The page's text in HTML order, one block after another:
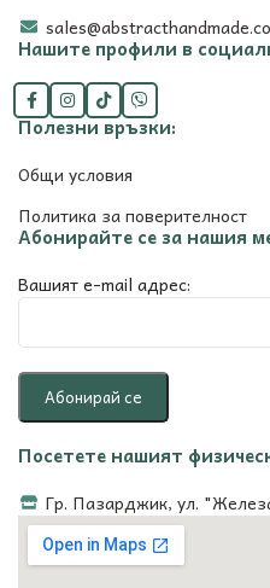
Нашите профили в
Полезни връзки:
Общи условия
Политика за поверителност
Абонирайте се за нашия
Вашият e-mail адрес:
Посетете нашият
Гр. Пазарджик, ул.